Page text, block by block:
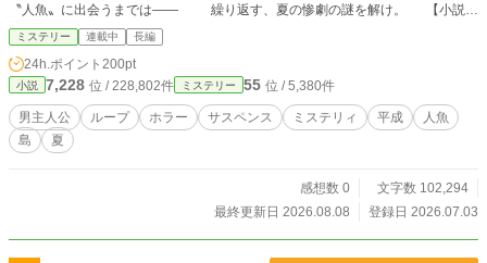
〝人魚〟に出会うまでは―― 繰り返す、夏の惨劇の謎を解け。 【小説家
になろう、カクヨム、アルファポリスで掲載しています】
ミステリー 連載中 長編
24h.ポイント 200pt
小説 7,228 位 / 228,802件 ミステリー 55 位 / 5,380件
男主人公 ループ ホラー サスペンス ミステリィ 平成
人魚
島
夏
感想数 0
文字数 102,294
最終更新日 2026.08.08
登録日 2026.07.03